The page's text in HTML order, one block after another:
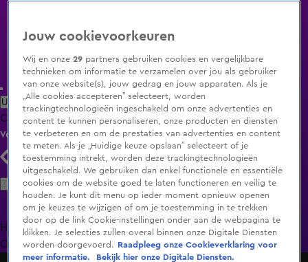
Uitzending Gemist Populaire programma's Zenders Genres
ClipsFilmsRadioSmart TV inlogShop
Volg KIJK
Zoeken
HomeUitzending Gemist Programma's De Bondgenoten
OranjezomerLivestreamsShop
Jouw cookievoorkeuren
Wij en onze29 partners gebruiken cookies en vergelijkbare
technieken om informatie te verzamelen over jou als gebruiker
van onze website(s), jouw gedrag en jouw apparaten. Als je
„Alle cookies accepteren” selecteert, worden
trackingtechnologieën ingeschakeld om onze advertenties en
content te kunnen personaliseren, onze producten en diensten
te verbeteren en om de prestaties van advertenties en content
te meten. Als je „Huidige keuze opslaan” selecteert of je
toestemming intrekt, worden deze trackingtechnologieën
uitgeschakeld. We gebruiken dan enkel functionele en essentiële
cookies om de website goed te laten functioneren en veilig te
houden. Je kunt dit menu op ieder moment opnieuw openen
om je keuzes te wijzigen of om je toestemming in te trekken
door op de link Cookie-instellingen onder aan de webpagina te
klikken. Je selecties zullen overal binnen onze Digitale Diensten
worden doorgevoerd.
Raadpleeg onze Cookieverklaring voor
meer informatie.
Bekijk hier onze Digitale Diensten.